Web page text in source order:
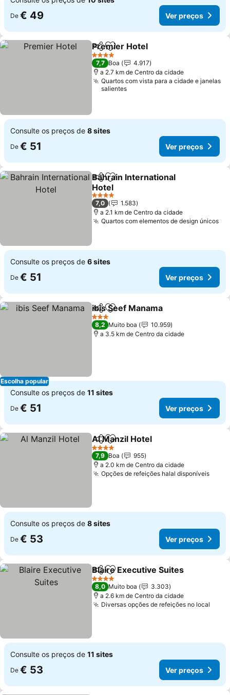
De € 49 Ver preços
PartilharAdicionar aos favoritos
Premier Hotel
4 Estrelas
7,7 Boa
4.917
a 2.7 km de Centro da cidade
Quartos com vista para a cidade e janelas
salientes
Consulte os preços de 8 sites
De € 51 Ver preços
PartilharAdicionar aos favoritos
Bahrain International
Hotel
Ver preços
4 Estrelas
7,0
1.583
a 2.1 km de Centro da cidade
Quartos com elementos de design únicos
Consulte os preços de 6 sites
De € 51 Ver preços
Escolha popular
PartilharAdicionar aos favoritos
ibis Seef Manama
3 Estrelas
8,2 Muito boa
10.959
a 3.5 km de Centro da cidade
Consulte os preços de 11 sites
De € 51 Ver preços
PartilharAdicionar aos favoritos
Al Manzil Hotel
4 Estrelas
7,9 Boa
955
a 2.0 km de Centro da cidade
Opções de refeições halal disponíveisVer
Consulte os preços de 8 sites
De € 53 Ver preços
PartilharAdicionar aos favoritos
Blaire Executive Suites
4 Estrelas
8,0 Muito boa
3.303
a 2.6 km de Centro da cidade
Diversas opções de refeições no local
Consulte os preços de 11 sites
De € 53 Ver preços